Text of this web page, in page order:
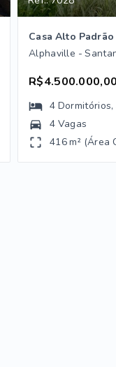
Alphaville -
R$4.500.000,00
4 Dormitórios
4 Vagas
416 m² (Área